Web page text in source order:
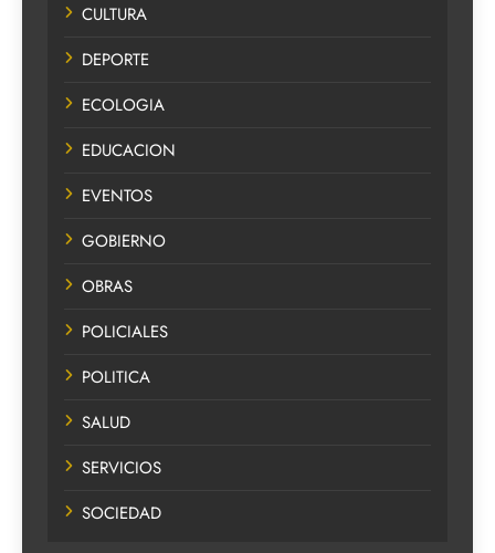
CULTURA
DEPORTE
ECOLOGIA
EDUCACION
EVENTOS
GOBIERNO
OBRAS
POLICIALES
POLITICA
SALUD
SERVICIOS
SOCIEDAD